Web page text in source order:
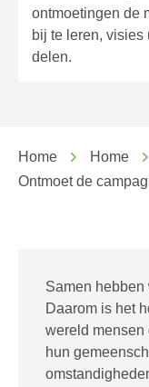
ontmoetingen de
bij te leren,
delen.
Home Home
Ontmoet de
Samen hebben
Daarom is het
wereld mensen
hun